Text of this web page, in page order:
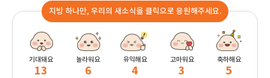
지방 하나만, 우리의 새소식을 클릭으로 응원해주세요.
기대돼요
13
놀라워요
6
유익해요
4
고마워요
3
축하해요
5